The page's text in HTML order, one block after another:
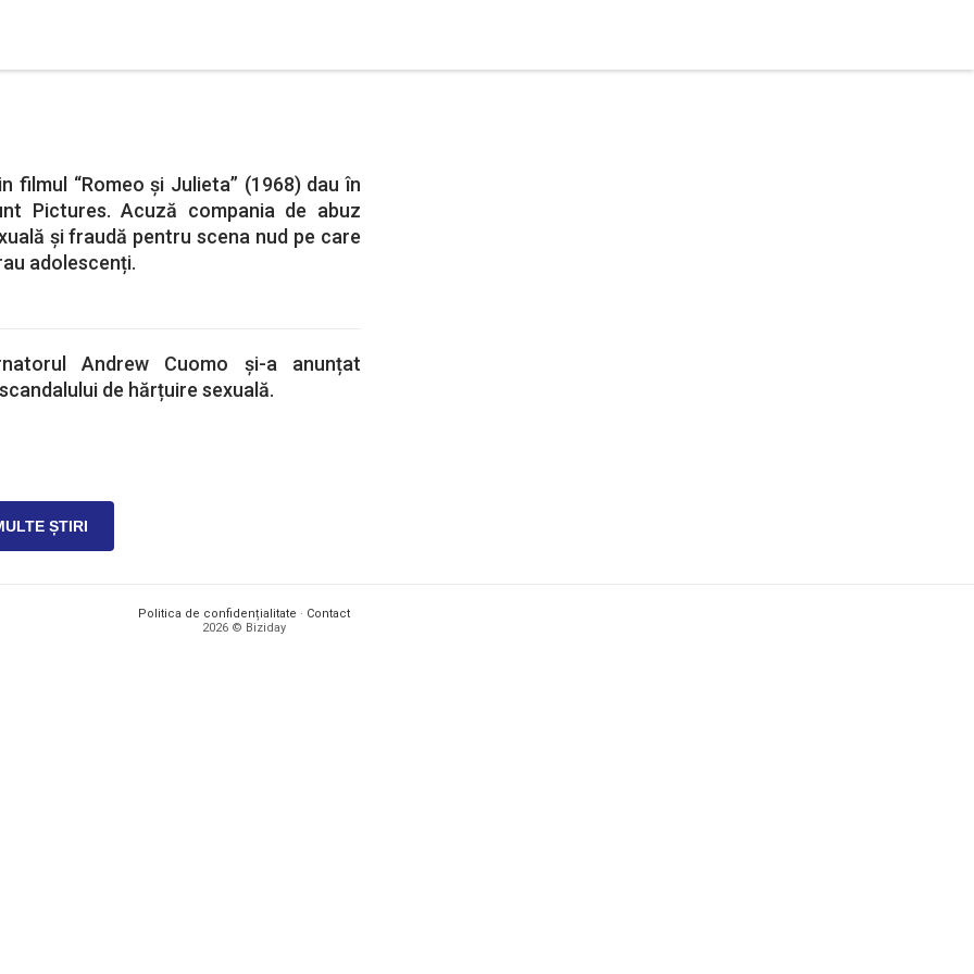
filmul “Romeo și Julieta” (1968) dau în
Pictures. Acuză compania de abuz
și fraudă pentru scena nud pe care
adolescenți.
Andrew Cuomo și-a anunțat
de hărțuire sexuală.
ȘTIRI
Politica de confidențialitate · Contact
2026 © Biziday